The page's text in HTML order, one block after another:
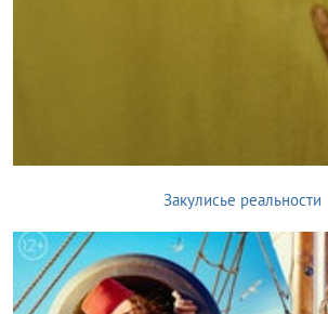
Закулисье реальности